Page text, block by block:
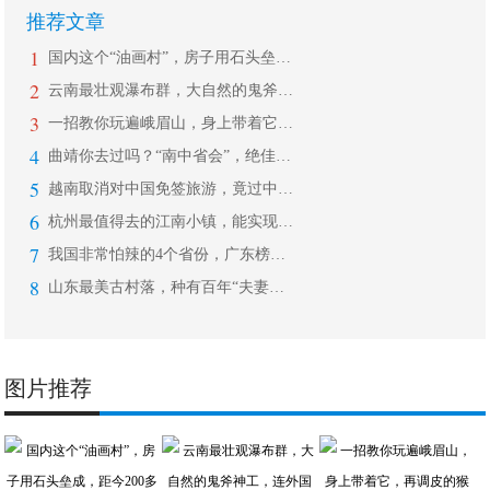
推荐文章
1 国内这个“油画村”，房子用石头垒成，
2 云南最壮观瀑布群，大自然的鬼斧神工，
3 一招教你玩遍峨眉山，身上带着它，再调
4 曲靖你去过吗？“南中省会”，绝佳美景
5 越南取消对中国免签旅游，竟过中国新年
6 杭州最值得去的江南小镇，能实现一切梦
7 我国非常怕辣的4个省份，广东榜上有名
8 山东最美古村落，种有百年“夫妻槐”，
图片推荐